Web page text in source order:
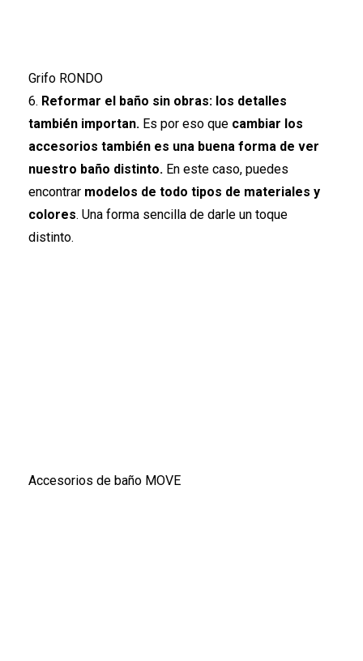
Grifo RONDO
6. Reformar el baño sin obras: los detalles
también importan. Es por eso que cambiar los
accesorios también es una buena forma de ver
nuestro baño distinto. En este caso, puedes
encontrar modelos de todo tipos de materiales y
colores. Una forma sencilla de darle un toque
distinto.
Accesorios de baño MOVE